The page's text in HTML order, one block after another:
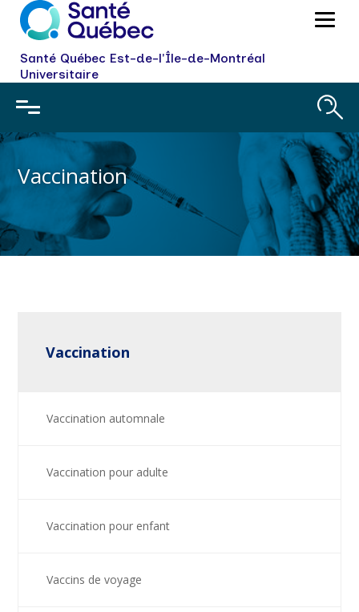
Santé Québec Est-de-l'Île-de-Montréal
Universitaire
Vaccination
Vaccination
Vaccination automnale
Vaccination pour adulte
Vaccination pour enfant
Vaccins de voyage